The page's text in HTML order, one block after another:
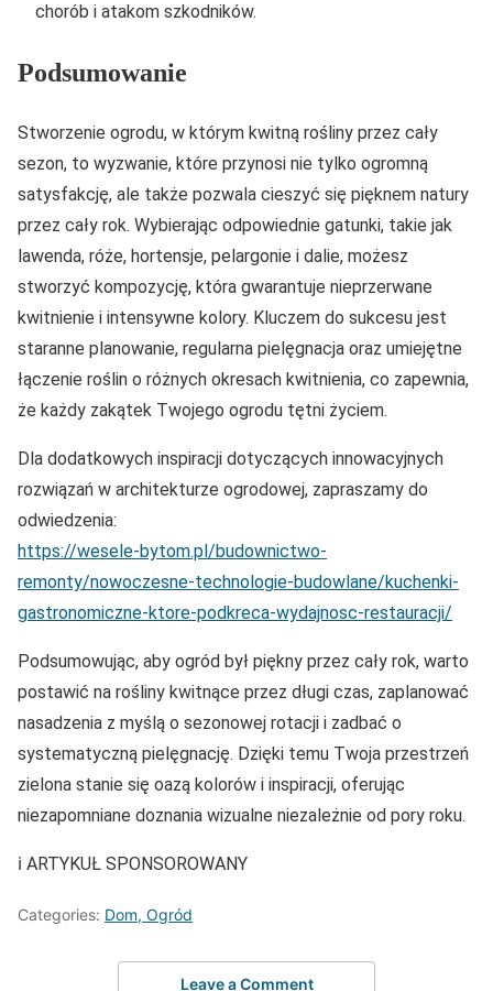
chorób i atakom szkodników.
Podsumowanie
Stworzenie ogrodu, w którym kwitną rośliny przez cały
sezon, to wyzwanie, które przynosi nie tylko ogromną
satysfakcję, ale także pozwala cieszyć się pięknem natury
przez cały rok. Wybierając odpowiednie gatunki, takie jak
lawenda, róże, hortensje, pelargonie i dalie, możesz
stworzyć kompozycję, która gwarantuje nieprzerwane
kwitnienie i intensywne kolory. Kluczem do sukcesu jest
staranne planowanie, regularna pielęgnacja oraz umiejętne
łączenie roślin o różnych okresach kwitnienia, co zapewnia,
że każdy zakątek Twojego ogrodu tętni życiem.
Dla dodatkowych inspiracji dotyczących innowacyjnych
rozwiązań w architekturze ogrodowej, zapraszamy do
odwiedzenia:
https://wesele-bytom.pl/budownictwo-
remonty/nowoczesne-technologie-budowlane/kuchenki-
gastronomiczne-ktore-podkreca-wydajnosc-restauracji/
Podsumowując, aby ogród był piękny przez cały rok, warto
postawić na rośliny kwitnące przez długi czas, zaplanować
nasadzenia z myślą o sezonowej rotacji i zadbać o
systematyczną pielęgnację. Dzięki temu Twoja przestrzeń
zielona stanie się oazą kolorów i inspiracji, oferując
niezapomniane doznania wizualne niezależnie od pory roku.
ℹ️ ARTYKUŁ SPONSOROWANY
Categories: Dom, Ogród
Leave a Comment